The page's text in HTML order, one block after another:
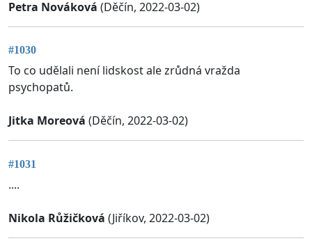
Petra Nováková (Děčín, 2022-03-02)
#1030
To co udělali není lidskost ale zrůdná vražda
psychopatů.
Jitka Moreová (Děčín, 2022-03-02)
#1031
....
Nikola Růžičková (Jiříkov, 2022-03-02)